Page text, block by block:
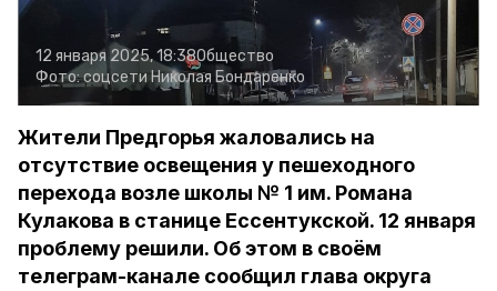
12 января 2025, 18:38Общество
Фото:соцсети Николая Бондаренко
Жители Предгорья жаловались на
отсутствие освещения у пешеходного
перехода возле школы № 1 им. Романа
Кулакова в станице Ессентукской. 12 января
проблему решили. Об этом в своём
телеграм-канале сообщил глава округа